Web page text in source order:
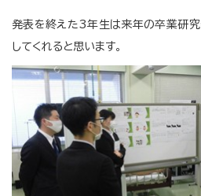
発表を終えた3年生は来年の卒業研究
してくれると思います。